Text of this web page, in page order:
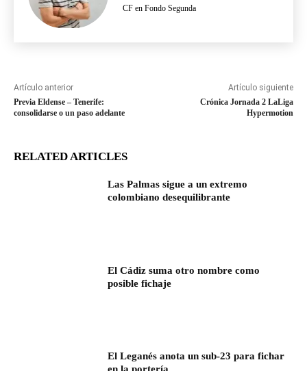
CF en Fondo Segunda
Artículo anterior
Previa Eldense – Tenerife:
consolidarse o un paso adelante
Artículo siguiente
Crónica Jornada 2 LaLiga
Hypermotion
RELATED ARTICLES
Las Palmas sigue a un extremo
colombiano desequilibrante
El Cádiz suma otro nombre como
posible fichaje
El Leganés anota un sub-23 para fichar